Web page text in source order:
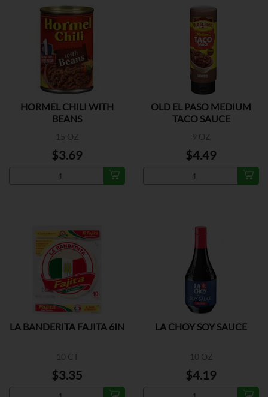
HORMEL CHILI WITH
BEANS
15 OZ
$3.69
OLD EL PASO MEDIUM
TACO SAUCE
9 OZ
$4.49
LA BANDERITA FAJITA 6IN
10 CT
$3.35
LA CHOY SOY SAUCE
10 OZ
$4.19